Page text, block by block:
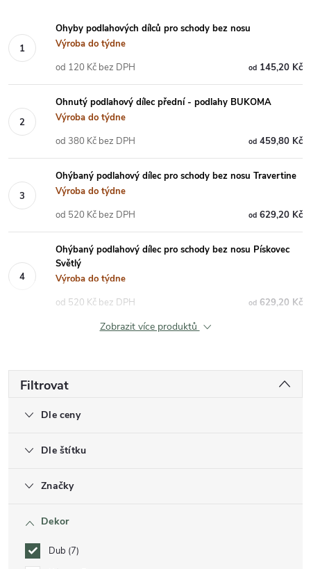
Ohyby podlahových dílců pro schody bez nosu
Výroba do týdne
od145,20 Kč
od 120 Kč bez DPH
Ohnutý podlahový dílec přední - podlahy BUKOMA
Výroba do týdne
od459,80 Kč
od 380 Kč bez DPH
Ohýbaný podlahový dílec pro schody bez nosu Travertine
Výroba do týdne
od629,20 Kč
od 520 Kč bez DPH
Ohýbaný podlahový dílec pro schody bez nosu Pískovec
Světlý
Výroba do týdne
od629,20 Kč
od 520 Kč bez DPH
Zobrazit více produktů
Filtrovat
Dle ceny
Dle štítku
Značky
Dekor
Dub 7